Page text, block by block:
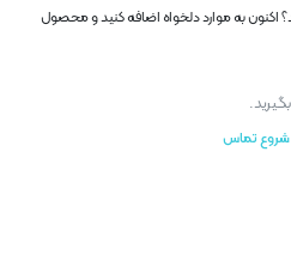
اکنون به موارد دلخواه اضافه کنید و محصول
شروع تماس